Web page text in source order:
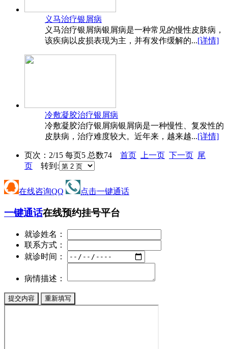
义马治疗银屑病
义马治疗银屑病银屑病是一种常见的慢性皮肤病，
该疾病以皮损表现为主，并有发作缓解的...[详情]
冷敷凝胶治疗银屑病
冷敷凝胶治疗银屑病银屑病是一种慢性、复发性的
皮肤病，治疗难度较大。近年来，越来越...[详情]
页次：2/15 每页5 总数74 首页 上一页 下一页 尾
页 转到:
在线咨询QQ 点击一键通话
一键通话在线预约挂号平台
就诊姓名：
联系方式：
就诊时间：
病情描述：